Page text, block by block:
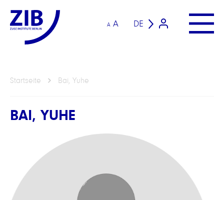
A A DE
Startseite Bai, Yuhe
BAI, YUHE